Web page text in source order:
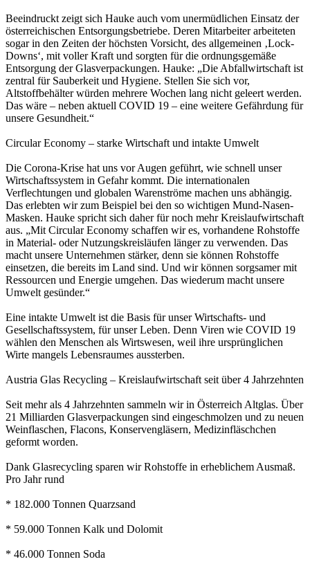
Beeindruckt zeigt sich Hauke auch vom unermüdlichen Einsatz der
österreichischen Entsorgungsbetriebe. Deren Mitarbeiter arbeiteten
sogar in den Zeiten der höchsten Vorsicht, des allgemeinen ‚Lock-
Downs‘, mit voller Kraft und sorgten für die ordnungsgemäße
Entsorgung der Glasverpackungen. Hauke: „Die Abfallwirtschaft ist
zentral für Sauberkeit und Hygiene. Stellen Sie sich vor,
Altstoffbehälter würden mehrere Wochen lang nicht geleert werden.
Das wäre – neben aktuell COVID 19 – eine weitere Gefährdung für
unsere Gesundheit.“
Circular Economy – starke Wirtschaft und intakte Umwelt
Die Corona-Krise hat uns vor Augen geführt, wie schnell unser
Wirtschaftssystem in Gefahr kommt. Die internationalen
Verflechtungen und globalen Warenströme machen uns abhängig.
Das erlebten wir zum Beispiel bei den so wichtigen Mund-Nasen-
Masken. Hauke spricht sich daher für noch mehr Kreislaufwirtschaft
aus. „Mit Circular Economy schaffen wir es, vorhandene Rohstoffe
in Material- oder Nutzungskreisläufen länger zu verwenden. Das
macht unsere Unternehmen stärker, denn sie können Rohstoffe
einsetzen, die bereits im Land sind. Und wir können sorgsamer mit
Ressourcen und Energie umgehen. Das wiederum macht unsere
Umwelt gesünder.“
Eine intakte Umwelt ist die Basis für unser Wirtschafts- und
Gesellschaftssystem, für unser Leben. Denn Viren wie COVID 19
wählen den Menschen als Wirtswesen, weil ihre ursprünglichen
Wirte mangels Lebensraumes aussterben.
Austria Glas Recycling – Kreislaufwirtschaft seit über 4 Jahrzehnten
Seit mehr als 4 Jahrzehnten sammeln wir in Österreich Altglas. Über
21 Milliarden Glasverpackungen sind eingeschmolzen und zu neuen
Weinflaschen, Flacons, Konservengläsern, Medizinfläschchen
geformt worden.
Dank Glasrecycling sparen wir Rohstoffe in erheblichem Ausmaß.
Pro Jahr rund
* 182.000 Tonnen Quarzsand
* 59.000 Tonnen Kalk und Dolomit
* 46.000 Tonnen Soda